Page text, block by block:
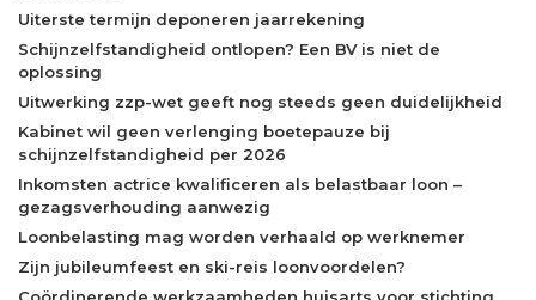
Uiterste termijn deponeren jaarrekening
Schijnzelfstandigheid ontlopen? Een BV is niet de
oplossing
Uitwerking zzp-wet geeft nog steeds geen duidelijkheid
Kabinet wil geen verlenging boetepauze bij
schijnzelfstandigheid per 2026
Inkomsten actrice kwalificeren als belastbaar loon –
gezagsverhouding aanwezig
Loonbelasting mag worden verhaald op werknemer
Zijn jubileumfeest en ski-reis loonvoordelen?
Coördinerende werkzaamheden huisarts voor stichting